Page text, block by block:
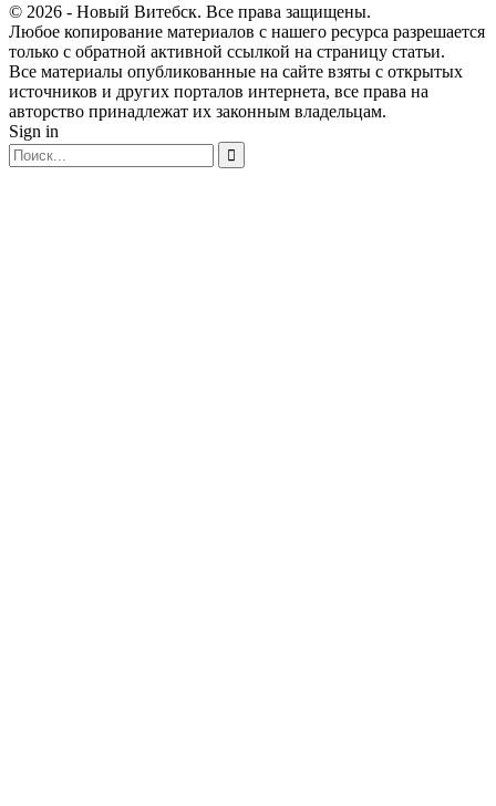
© 2026 - Новый Витебск. Все права защищены.
Любое копирование материалов с нашего ресурса разрешается
только с обратной активной ссылкой на страницу статьи.
Все материалы опубликованные на сайте взяты с открытых
источников и других порталов интернета, все права на
авторство принадлежат их законным владельцам.
Sign in